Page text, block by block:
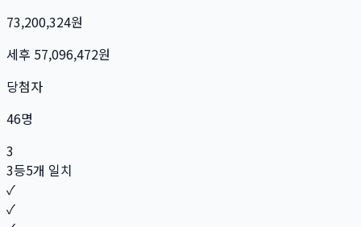
73,200,324원
세후 57,096,472원
당첨자
46명
3
3등5개 일치
✓
✓